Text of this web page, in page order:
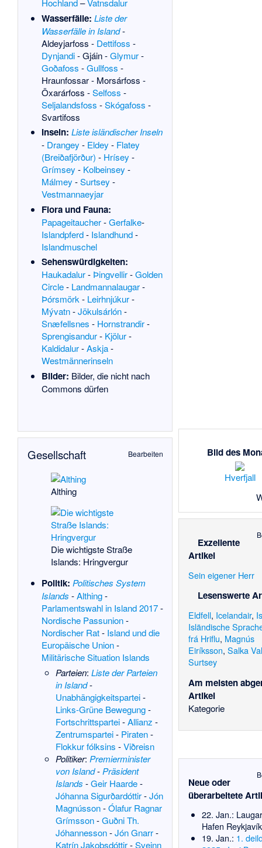
Hochland–Vatnsdalur
Wasserfälle: Liste der
Wasserfälle in Island-
Aldeyjarfoss - Dettifoss -
Dynjandi-Gjáin-Glymur-
Goðafoss -Gullfoss -
Hraunfossar- Morsárfoss -
Öxarárfoss -Selfoss -
Seljalandsfoss -Skógafoss -
Svartifoss
Inseln: Liste isländischer Inseln
- Drangey - Eldey - Flatey
(Breiðafjörður) - Hrísey -
Grímsey - Kolbeinsey -
Málmey -Surtsey -
Vestmannaeyjar
Flora und Fauna:
Papageitaucher-Gerfalke-
Islandpferd- Islandhund-
Islandmuschel
Sehenswürdigkeiten:
Haukadalur- Þingvellir-Golden
Circle- Landmannalaugar-
Þórsmörk- Leirhnjúkur-
Mývatn-Jökulsárlón-
Snæfellsnes - Hornstrandir-
Sprengisandur- Kjölur-
Kaldidalur-Askja-
Westmännerinseln
Bilder: Bilder, die nicht nach
Commons dürfen
Bearbeiten
Gesellschaft
Althing
Die wichtigste Straße
Islands: Hringvergur
Politik: Politisches System
Islands -Althing-
Parlamentswahl in Island 2017-
Nordische Passunion-
Nordischer Rat- Island und die
Europäische Union-
Militärische Situation Islands
Parteien:Liste der Parteien
in Island-
Unabhängigkeitspartei-
Links-Grüne Bewegung-
Fortschrittspartei-Allianz -
Zentrumspartei- Piraten-
Flokkur fólksins -Viðreisn
Politiker: Premierminister
von Island- Präsident
Islands -Geir Haarde-
Jóhanna Sigurðardóttir-Jón
Magnússon-Ólafur Ragnar
Grímsson-Guðni Th.
Jóhannesson-Jón Gnarr-
Katrín Jakobsdóttir-Sveinn
Bild des
Hverfjall
Exzellente
Artikel
Sein eigener Herr
Lesenswerte
Eldfell, Icelandair,
Isländische
frá Hriflu, Magnús
Eiríksson, Salka
Surtsey
Am meisten
Artikel
Kategorie
Neue oder
überarbeitete
22. Jan.:
Hafen Reykjavík
19. Jan.: 1.